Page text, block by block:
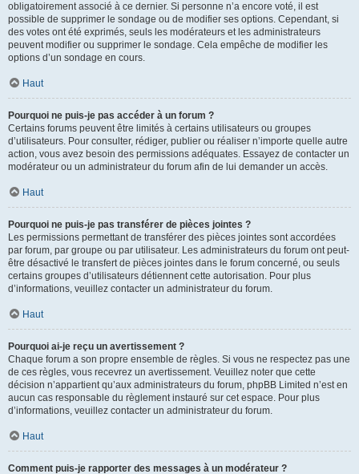
obligatoirement associé à ce dernier. Si personne n’a encore voté, il est
possible de supprimer le sondage ou de modifier ses options. Cependant, si
des votes ont été exprimés, seuls les modérateurs et les administrateurs
peuvent modifier ou supprimer le sondage. Cela empêche de modifier les
options d’un sondage en cours.
Haut
Pourquoi ne puis-je pas accéder à un forum ?
Certains forums peuvent être limités à certains utilisateurs ou groupes
d’utilisateurs. Pour consulter, rédiger, publier ou réaliser n’importe quelle autre
action, vous avez besoin des permissions adéquates. Essayez de contacter un
modérateur ou un administrateur du forum afin de lui demander un accès.
Haut
Pourquoi ne puis-je pas transférer de pièces jointes ?
Les permissions permettant de transférer des pièces jointes sont accordées
par forum, par groupe ou par utilisateur. Les administrateurs du forum ont peut-
être désactivé le transfert de pièces jointes dans le forum concerné, ou seuls
certains groupes d’utilisateurs détiennent cette autorisation. Pour plus
d’informations, veuillez contacter un administrateur du forum.
Haut
Pourquoi ai-je reçu un avertissement ?
Chaque forum a son propre ensemble de règles. Si vous ne respectez pas une
de ces règles, vous recevrez un avertissement. Veuillez noter que cette
décision n’appartient qu’aux administrateurs du forum, phpBB Limited n’est en
aucun cas responsable du règlement instauré sur cet espace. Pour plus
d’informations, veuillez contacter un administrateur du forum.
Haut
Comment puis-je rapporter des messages à un modérateur ?